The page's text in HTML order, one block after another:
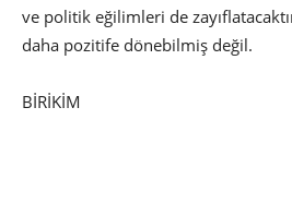
ve politik eğilimleri de
daha pozitife dönebilmiş değil.
BİRİKİM